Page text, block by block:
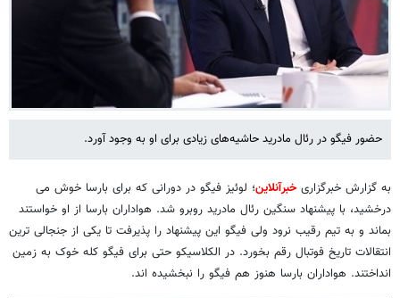
حضور فیگو در رئال مادرید حاشیه‌های زیادی برای او به وجود آورد.
به گزارش خبرگزاریخبرآنلاین؛ لوئیز فیگو در دورانی که برای بارسا خوش می
درخشید، با پیشنهاد سنگین رئال مادرید روبرو شد. هواداران بارسا از او خواستند
بماند و به تیم رقیب نرود ولی فیگو این پیشنهاد را پذیرفت تا یکی از جنجالی ترین
انتقالات تاریخ فوتبال رقم بخورد. در الکلاسیکو حتی برای فیگو کله خوک به زمین
انداختند. هواداران بارسا هنوز هم فیگو را نبخشیده اند.